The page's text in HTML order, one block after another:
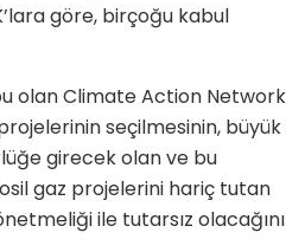
göre, birçoğu kabul
olan Climate Action Network
seçilmesinin, büyük
girecek olan ve bu
gaz projelerini hariç tutan
ile tutarsız olacağını